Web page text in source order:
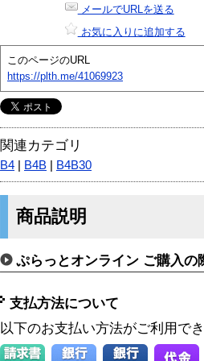
メールでURLを送る
お気に入りに追加する
このページのURL
https://plth.me/41069923
関連カテゴリ
B4 B4B B4B30
商品説明
ぷらっとオンライン ご購入の
支払方法について
以下のお支払い方法がご利用で